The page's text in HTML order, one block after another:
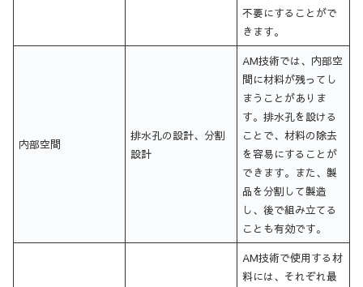
不要にすることがで
きます。
内部空間
排水孔の設計、分割
設計
AM技術では、内部空
間に材料が残ってし
まうことがありま
す。排水孔を設ける
ことで、材料の除去
を容易にすることが
できます。また、製
品を分割して製造
し、後で組み立てる
ことも有効です。
AM技術で使用する材
料には、それぞれ最